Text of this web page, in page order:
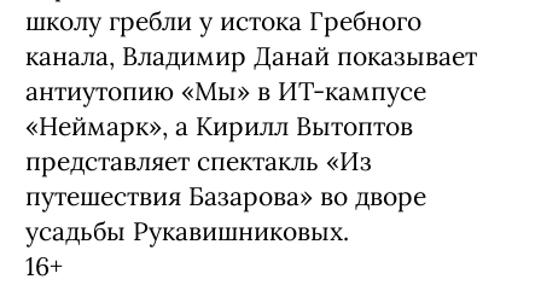
школу гребли у истока Гребного
канала, Владимир Данай показывает
антиутопию «Мы» в ИТ-кампусе
«Неймарк», а Кирилл Вытоптов
представляет спектакль «Из
путешествия Базарова» во дворе
усадьбы Рукавишниковых.
16+